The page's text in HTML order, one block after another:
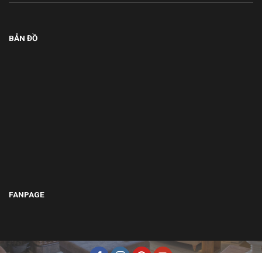
BẢN ĐỒ
FANPAGE